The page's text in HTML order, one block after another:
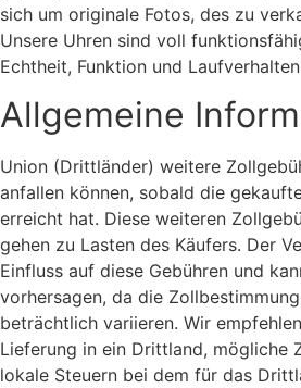
sich um originale Fotos, des zu
Unsere Uhren sind voll
Echtheit, Funktion und
Allgemeine
Union (Drittländer) weitere
anfallen können, sobald die
erreicht hat. Diese weiteren
gehen zu Lasten des Käufers. Der
Einfluss auf diese Gebühren und
vorhersagen, da die
beträchtlich variieren. Wir
Lieferung in ein Drittland, mögliche
lokale Steuern bei dem für das